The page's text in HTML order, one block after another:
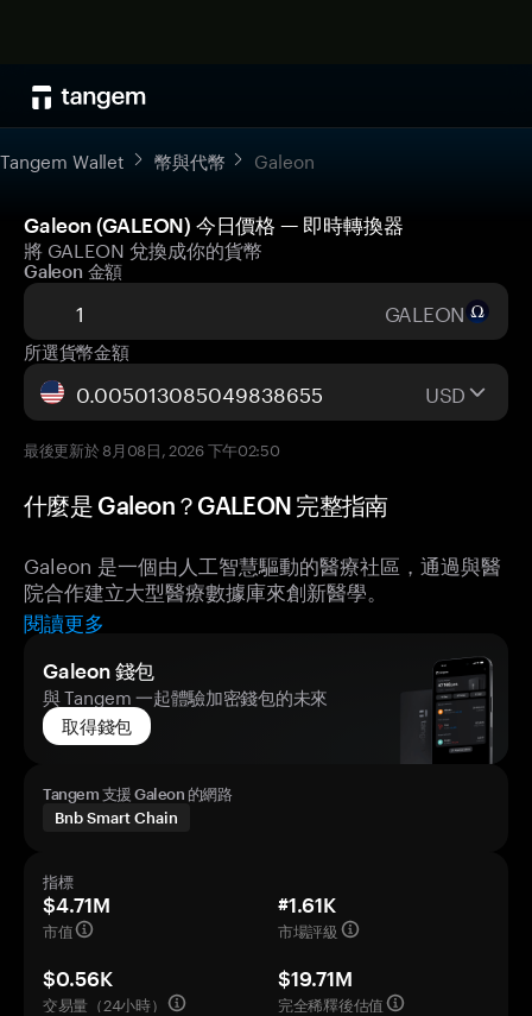
Tangem Wallet 幣與代幣 Galeon
Galeon (GALEON) 今日價格 — 即時轉換器
將 GALEON 兌換成你的貨幣
Galeon 金額
GALEON
所選貨幣金額
USD
最後更新於 8月08日, 2026 下午02:50
什麼是 Galeon？GALEON 完整指南
Galeon 是一個由人工智慧驅動的醫療社區，通過與醫
院合作建立大型醫療數據庫來創新醫學。
閱讀更多
Galeon 錢包
與 Tangem 一起體驗加密錢包的未來
取得錢包
Tangem 支援 Galeon 的網路
Bnb Smart Chain
指標
$4.71M
市值
#1.61K
市場評級
$0.56K
交易量（24小時）
$19.71M
完全稀釋後估值